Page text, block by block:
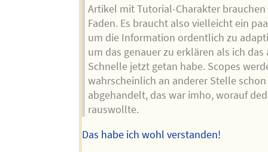
Artikel mit Tutorial-Charakter
Faden. Es braucht also vielleicht ein
um die Information ordentlich zu
um das genauer zu erklären als ich das
Schnelle jetzt getan habe. Scopes
wahrscheinlich an anderer Stelle
abgehandelt, das war imho, worauf
rauswollte.
Das habe ich wohl verstanden!